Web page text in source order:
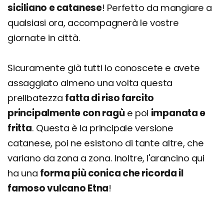
siciliano e catanese! Perfetto da mangiare a
qualsiasi ora, accompagnerà le vostre
giornate in città.
Sicuramente già tutti lo conoscete e avete
assaggiato almeno una volta questa
prelibatezza fatta di riso farcito
principalmente con ragùe poi impanata e
fritta. Questa è la principale versione
catanese, poi ne esistono di tante altre, che
variano da zona a zona. Inoltre, l'arancino qui
ha una forma più conica che ricorda il
famoso vulcano Etna!